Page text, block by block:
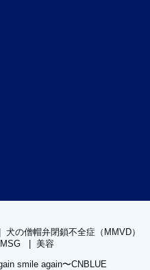
犬の僧帽弁閉鎖不全症（MMVD）
美容
smile again〜CNBLUE